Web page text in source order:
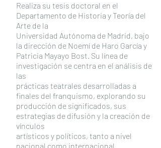
Realiza su tesis doctoral en el
Departamento de Historia y Teoría del
Arte de la
Universidad Autónoma de Madrid, bajo
la dirección de Noemí de Haro García y
Patricia Mayayo Bost. Su línea de
investigación se centra en el análisis de
las
prácticas teatrales desarrolladas a
finales del franquismo, explorando su
producción de significados, sus
estrategias de difusión y la creación de
vínculos
artísticos y políticos, tanto a nivel
nacional como internacional.